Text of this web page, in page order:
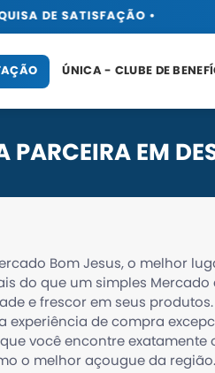
DE SATISFAÇÃO •
ÚNICA - CLUBE DE
PARCEIRA EM
Bom Jesus, o melhor
do que um simples
e frescor em seus
experiência de compra
você encontre exatamente
o melhor açougue da